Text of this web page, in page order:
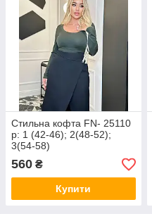
Стильна кофта FN- 25110
р: 1 (42-46); 2(48-52);
3(54-58)
560 ₴
Купити